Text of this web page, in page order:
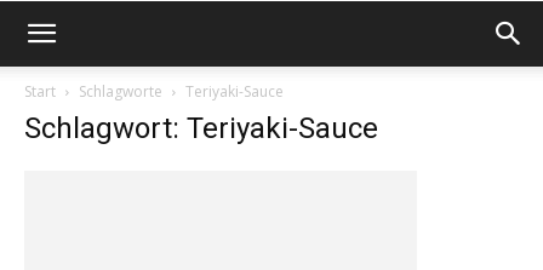
Start Schlagworte Teriyaki-Sauce
Schlagwort: Teriyaki-Sauce